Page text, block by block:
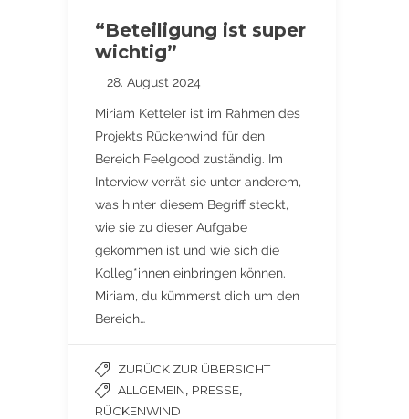
“Beteiligung ist super
wichtig”
28. August 2024
Miriam Ketteler ist im Rahmen des
Projekts Rückenwind für den
Bereich Feelgood zuständig. Im
Interview verrät sie unter anderem,
was hinter diesem Begriff steckt,
wie sie zu dieser Aufgabe
gekommen ist und wie sich die
Kolleg*innen einbringen können.
Miriam, du kümmerst dich um den
Bereich…
ZURÜCK ZUR ÜBERSICHT
ALLGEMEIN, PRESSE,
RÜCKENWIND